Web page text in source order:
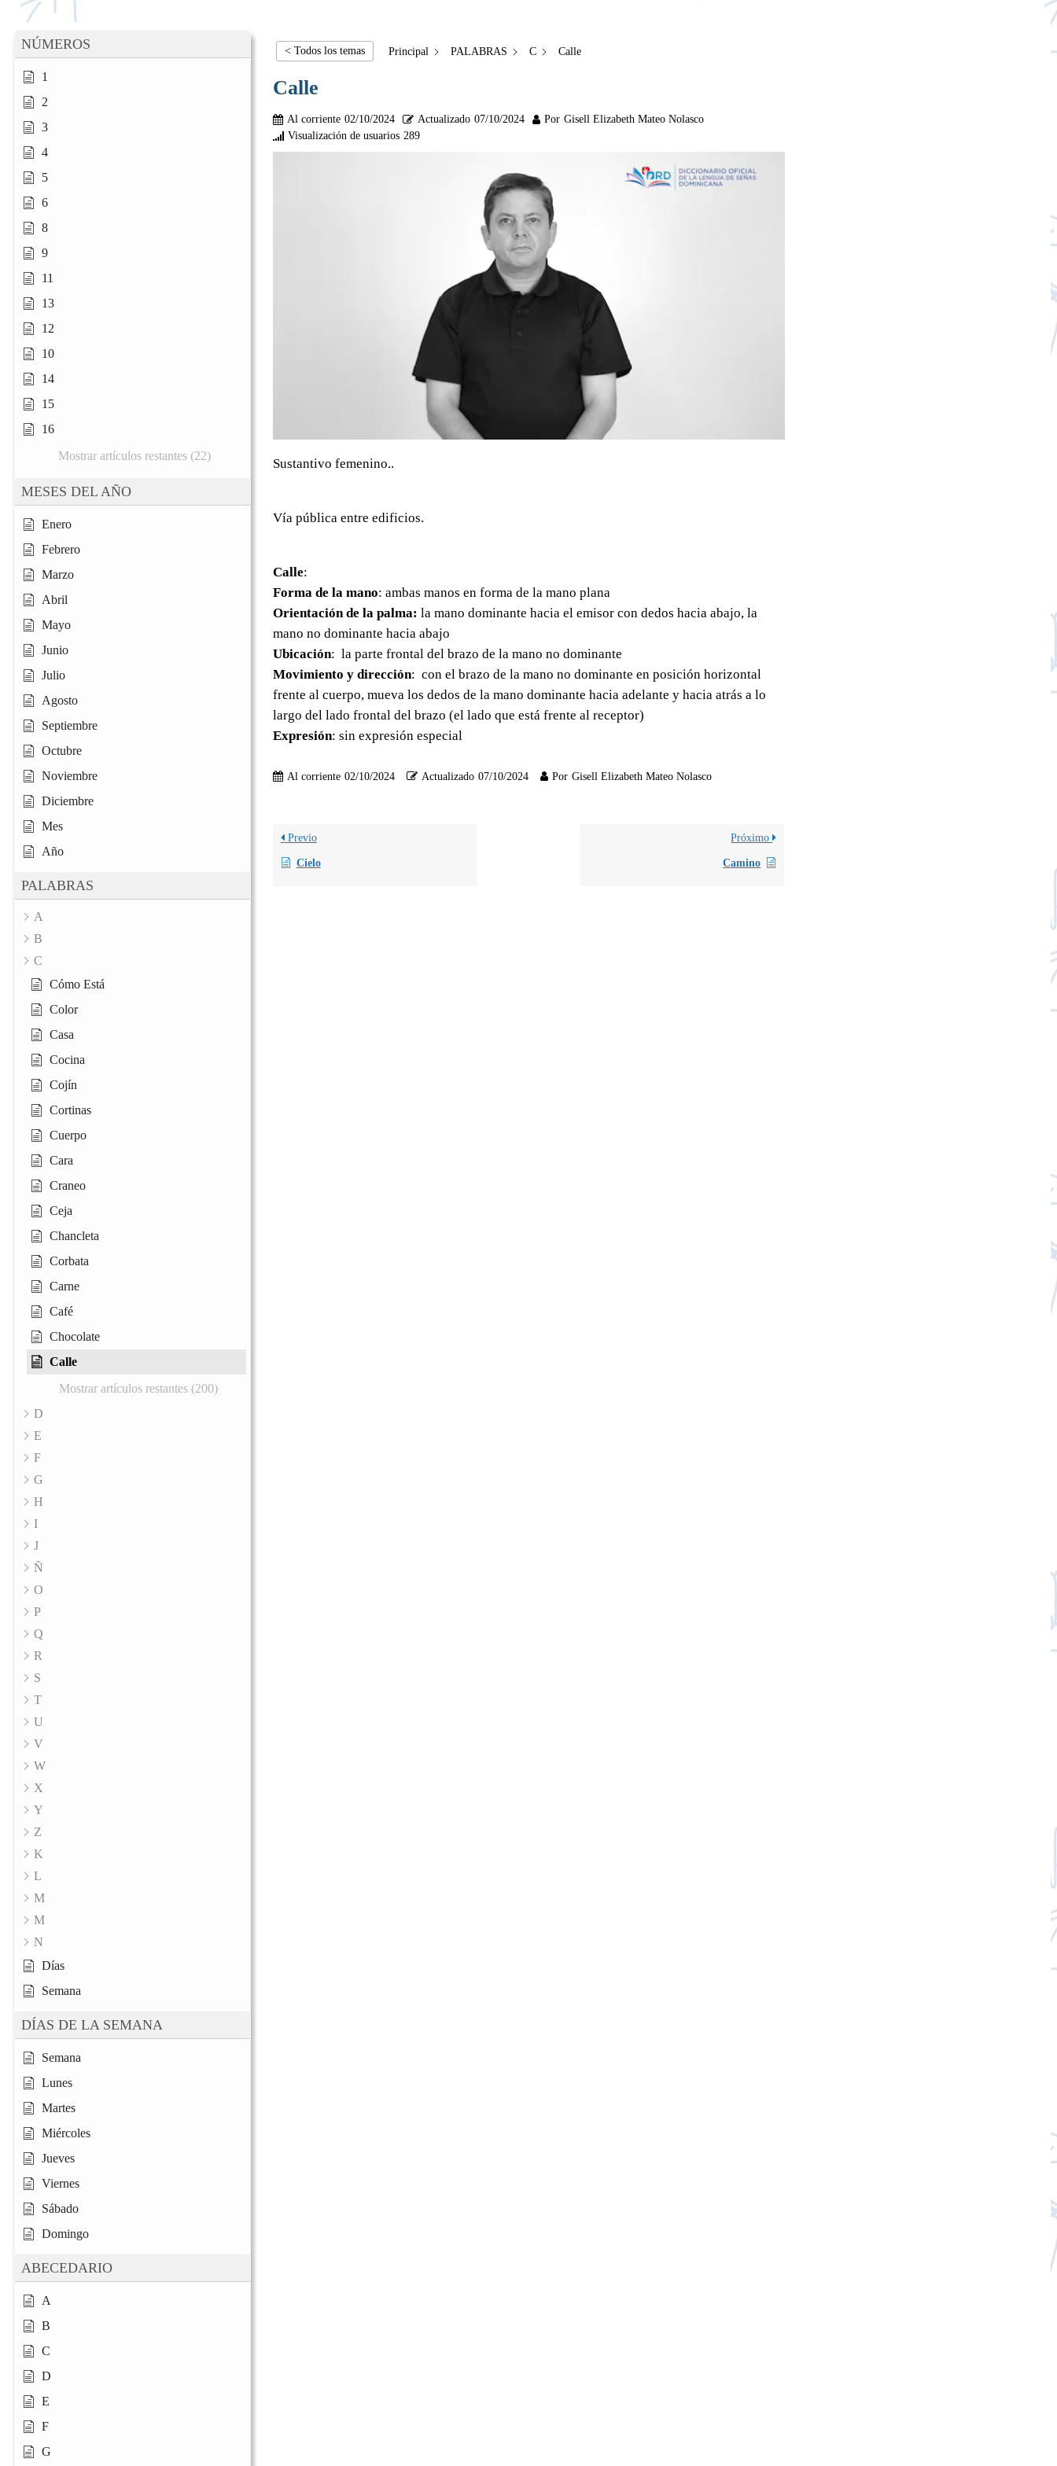
NÚMEROS
1
2
3
4
5
6
8
9
11
13
12
10
14
15
16
Mostrar artículos restantes (22)
MESES DEL AÑO
Enero
Febrero
Marzo
Abril
Mayo
Junio
Julio
Agosto
Septiembre
Octubre
Noviembre
Diciembre
Mes
Año
PALABRAS
A
B
C
Cómo Está
Color
Casa
Cocina
Cojín
Cortinas
Cuerpo
Cara
Craneo
Ceja
Chancleta
Corbata
Carne
Café
Chocolate
Calle
Mostrar artículos restantes (200)
D
E
F
G
H
I
J
Ñ
O
P
Q
R
S
T
U
V
W
X
Y
Z
K
L
M
M
N
Días
Semana
DÍAS DE LA SEMANA
Semana
Lunes
Martes
Miércoles
Jueves
Viernes
Sábado
Domingo
ABECEDARIO
A
B
C
D
E
F
G
< Todos los temas Principal PALABRAS C Calle
Calle
Al corriente 02/10/2024 Actualizado 07/10/2024 Por Gisell Elizabeth Mateo Nolasco
Visualización de usuarios 289
Sustantivo femenino..
Vía pública entre edificios.
Calle:
Forma de la mano: ambas manos en forma de la mano plana
Orientación de la palma: la mano dominante hacia el emisor con dedos hacia abajo, la
mano no dominante hacia abajo
Ubicación: la parte frontal del brazo de la mano no dominante
Movimiento y dirección: con el brazo de la mano no dominante en posición horizontal
frente al cuerpo, mueva los dedos de la mano dominante hacia adelante y hacia atrás a lo
largo del lado frontal del brazo (el lado que está frente al receptor)
Expresión: sin expresión especial
Al corriente 02/10/2024 Actualizado 07/10/2024 Por Gisell Elizabeth Mateo Nolasco
Previo
Cielo
Próximo
Camino